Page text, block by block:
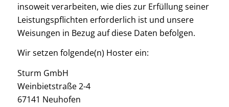
insoweit verarbeiten, wie dies zur Erfüllung seiner
Leistungspflichten erforderlich ist und unsere
Weisungen in Bezug auf diese Daten befolgen.
Wir setzen folgende(n) Hoster ein:
Sturm GmbH
Weinbietstraße 2-4
67141 Neuhofen